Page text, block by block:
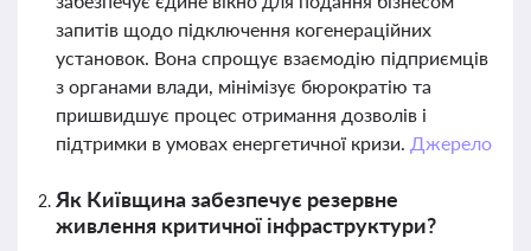
запитів щодо підключення когенераційних
установок. Вона спрощує взаємодію підприємців
з органами влади, мінімізує бюрократію та
пришвидшує процес отримання дозволів і
підтримки в умовах енергетичної кризи. Джерело
Як Київщина забезпечує резервне
живлення критичної інфраструктури?